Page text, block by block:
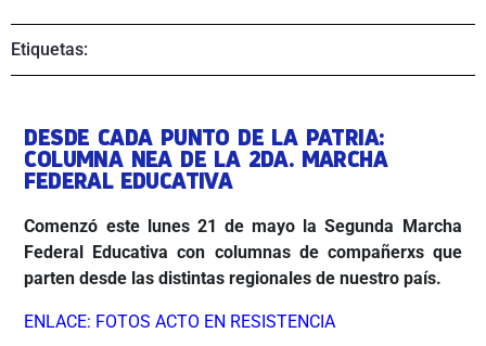
Etiquetas:
DESDE CADA PUNTO DE LA PATRIA:
COLUMNA NEA DE LA 2DA. MARCHA
FEDERAL EDUCATIVA
Comenzó este lunes 21 de mayo la Segunda Marcha
Federal Educativa con columnas de compañerxs que
parten desde las distintas regionales de nuestro país.
ENLACE: FOTOS ACTO EN RESISTENCIA